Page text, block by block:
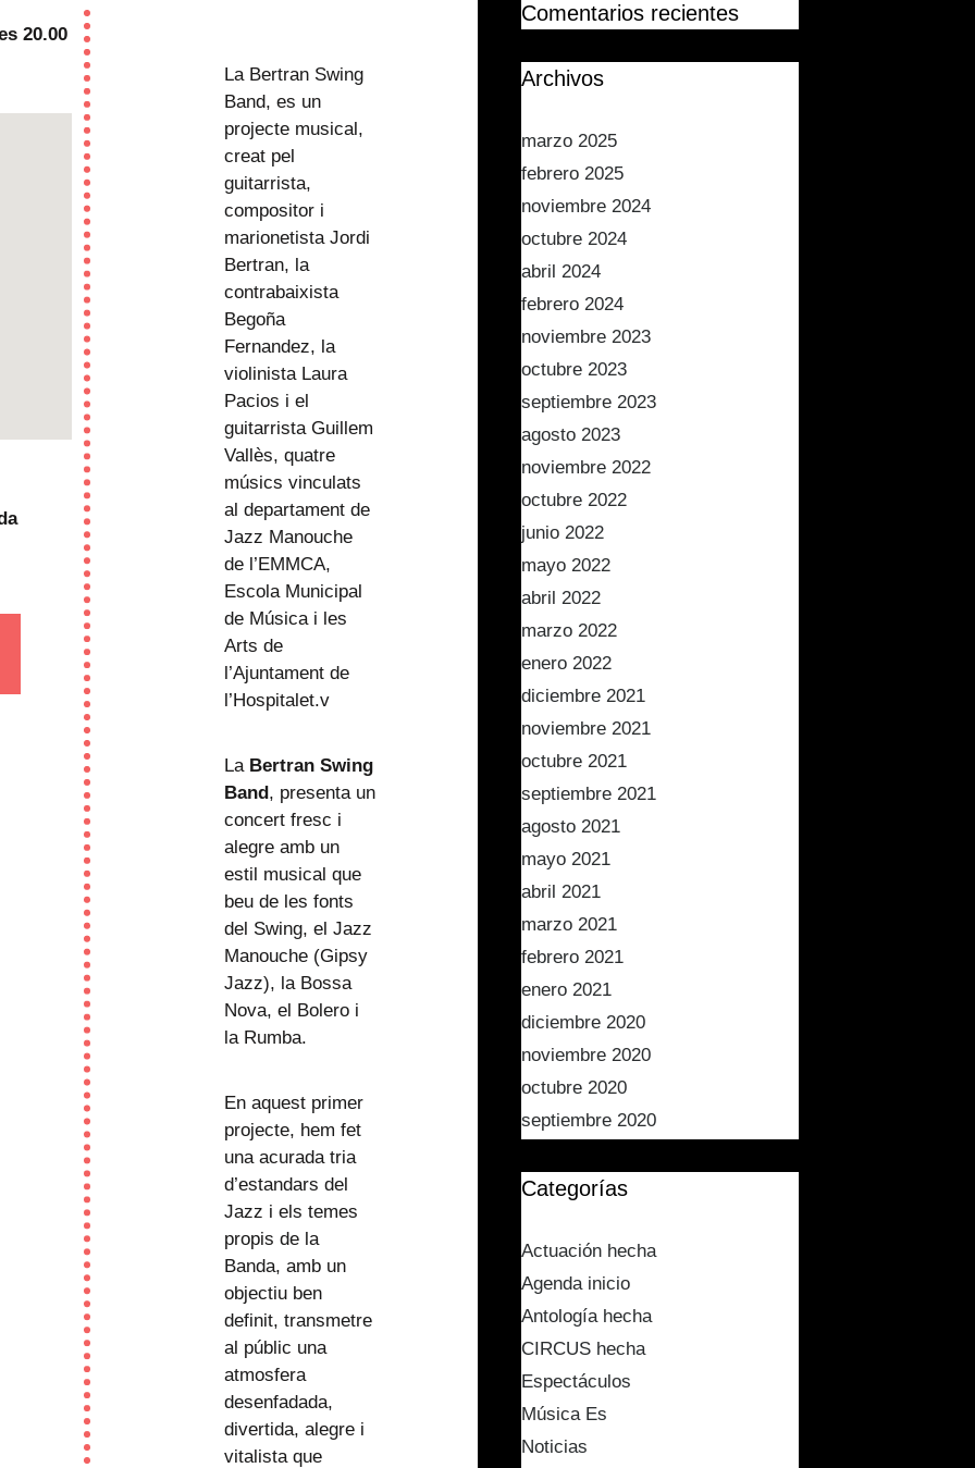
20.00
La Bertran Swing
Band, es un
projecte musical,
creat pel
guitarrista,
compositor i
marionetista Jordi
Bertran, la
contrabaixista
Begoña
Fernandez, la
violinista Laura
Pacios i el
guitarrista Guillem
Vallès, quatre
músics vinculats
al departament de
Jazz Manouche
de l’EMMCA,
Escola Municipal
de Música i les
Arts de
l’Ajuntament de
l’Hospitalet.v
La Bertran Swing
Band, presenta un
concert fresc i
alegre amb un
estil musical que
beu de les fonts
del Swing, el Jazz
Manouche (Gipsy
Jazz), la Bossa
Nova, el Bolero i
la Rumba.
En aquest primer
projecte, hem fet
una acurada tria
d’estandars del
Jazz i els temes
propis de la
Banda, amb un
objectiu ben
definit, transmetre
al públic una
atmosfera
desenfadada,
divertida, alegre i
vitalista que
Comentarios recientes
Archivos
marzo 2025
febrero 2025
noviembre 2024
octubre 2024
abril 2024
febrero 2024
noviembre 2023
octubre 2023
septiembre 2023
agosto 2023
noviembre 2022
octubre 2022
junio 2022
mayo 2022
abril 2022
marzo 2022
enero 2022
diciembre 2021
noviembre 2021
octubre 2021
septiembre 2021
agosto 2021
mayo 2021
abril 2021
marzo 2021
febrero 2021
enero 2021
diciembre 2020
noviembre 2020
octubre 2020
septiembre 2020
Categorías
Actuación hecha
Agenda inicio
Antología hecha
CIRCUS hecha
Espectáculos
Música Es
Noticias